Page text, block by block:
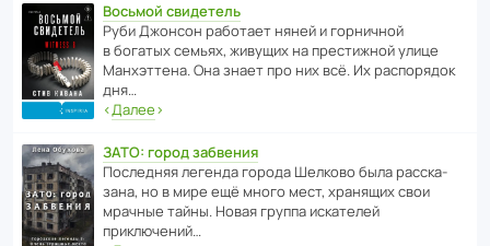
Восьмой свидетель
Руби Джонсон рабо­тает няней и горни­чной
в богатых семьях, живущих на прес­ти­жной улице
Манх­эт­тена. Она знает про них всё. Их распо­рядок
дня…
‹Далее›
ЗАТО: город забвения
После­дняя легенда города Шелково была расска­
зана, но в мире ещё много мест, хранящих свои
мрачные тайны. Новая группа иска­телей
приключений…